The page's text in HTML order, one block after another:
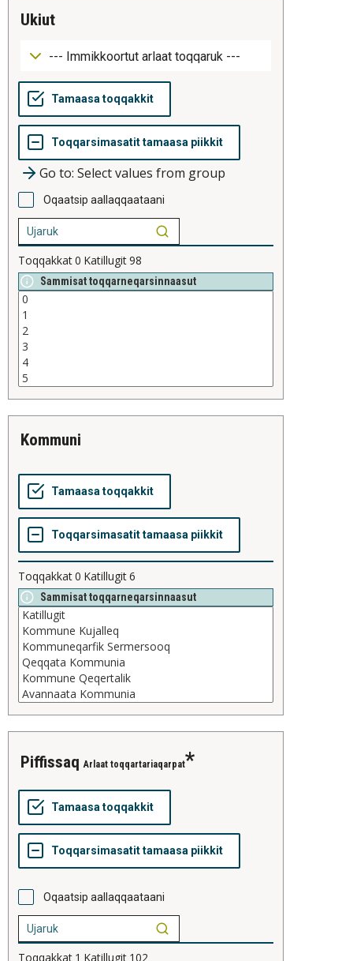
ukiut
Go to: Select values from group
Oqaatsip aallaqqaataani
Toqqakkat0 Katillugit98
Sammisat toqqarneqarsinnaasut
kommuni
Toqqakkat0 Katillugit6
Sammisat toqqarneqarsinnaasut
piffissaq Arlaat toqqartariaqarpat
Oqaatsip aallaqqaataani
Toqqakkat 1 Katillugit 102